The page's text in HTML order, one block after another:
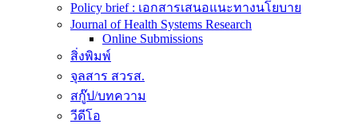
Policy brief : เอกสารเสนอแนะทางนโยบาย
Journal of Health Systems Research
Online Submissions
สิ่งพิมพ์
จุลสาร สวรส.
สกู๊ป/บทความ
วีดีโอ